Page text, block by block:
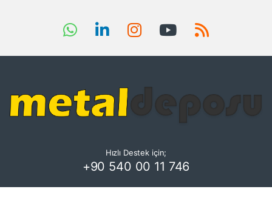
Hızlı Destek için;
+90 540 00 11 746